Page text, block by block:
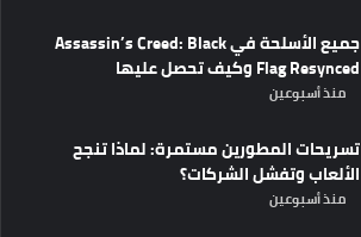
جميع الأسلحة في Assassin’s Creed: Black
Flag Resynced وكيف تحصل عليها
منذ أسبوعين
تسريحات المطورين مستمرة: لماذا تنجح
الألعاب وتفشل الشركات؟
منذ أسبوعين